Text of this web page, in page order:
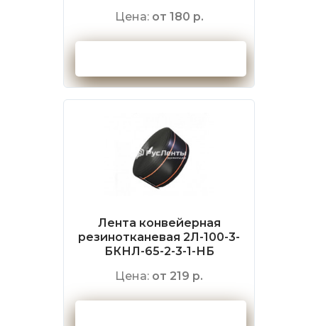
Цена: от 180 р.
Лента конвейерная
резинотканевая 2Л-100-3-
БКНЛ-65-2-3-1-НБ
Цена: от 219 р.